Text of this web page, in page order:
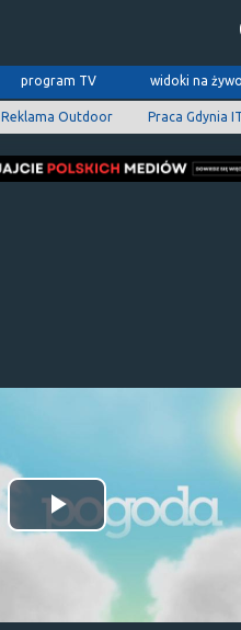
program TV widoki na
Reklama Outdoor Praca Gdynia
Odtwórz
wideo